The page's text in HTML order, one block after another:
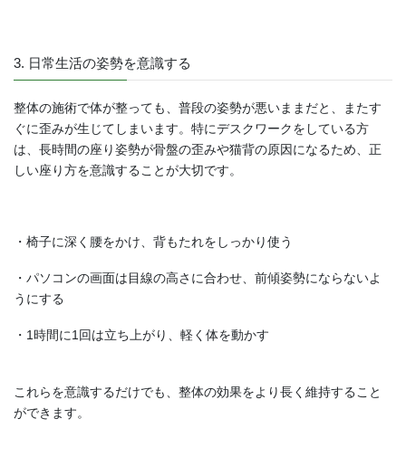
3. 日常生活の姿勢を意識する
整体の施術で体が整っても、普段の姿勢が悪いままだと、またす
ぐに歪みが生じてしまいます。特にデスクワークをしている方
は、長時間の座り姿勢が骨盤の歪みや猫背の原因になるため、正
しい座り方を意識することが大切です。
・椅子に深く腰をかけ、背もたれをしっかり使う
・パソコンの画面は目線の高さに合わせ、前傾姿勢にならないよ
うにする
・1時間に1回は立ち上がり、軽く体を動かす
これらを意識するだけでも、整体の効果をより長く維持すること
ができます。